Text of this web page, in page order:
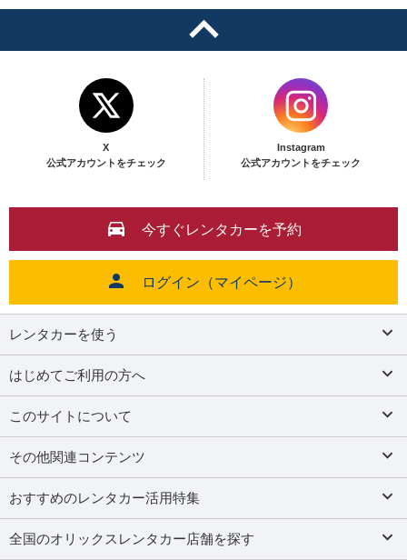
X
公式アカウントをチェック
Instagram
公式アカウントをチェック
今すぐレンタカーを予約
ログイン（マイページ）
レンタカーを使う
はじめてご利用の方へ
このサイトについて
その他関連コンテンツ
おすすめのレンタカー活用特集
全国のオリックスレンタカー店舗を探す